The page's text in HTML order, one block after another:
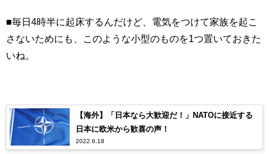
■毎日4時半に起床するんだけど、電気をつけて家族を起こ
さないためにも、このような小型のものを1つ置いておきた
いね。
【海外】「日本なら大歓迎だ！」NATOに接近する
日本に欧米から歓喜の声！
2022.6.18